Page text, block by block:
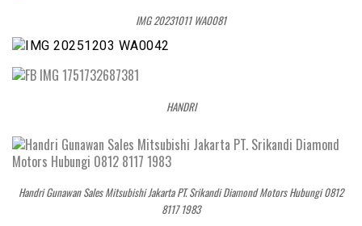
IMG 20231011 WA0081
HANDRI
Handri Gunawan Sales Mitsubishi Jakarta PT. Srikandi Diamond Motors Hubungi 0812
8117 1983